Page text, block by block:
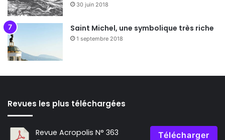
30 juin 2018
Saint Michel, une symbolique très riche
1 septembre 2018
Revues les plus téléchargées
Revue Acropolis N° 363 Télécharger